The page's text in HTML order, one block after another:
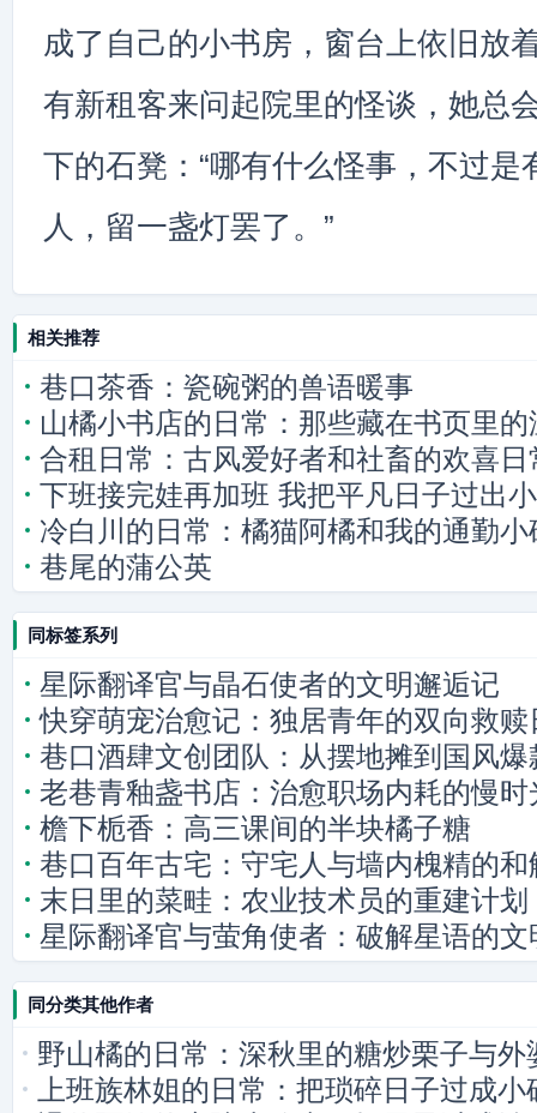
成了自己的小书房，窗台上依旧放
有新租客来问起院里的怪谈，她总
下的石凳：“哪有什么怪事，不过是
人，留一盏灯罢了。”
相关推荐
巷口茶香：瓷碗粥的兽语暖事
山橘小书店的日常：那些藏在书页里
合租日常：古风爱好者和社畜的欢喜日
下班接完娃再加班 我把平凡日子过出
冷白川的日常：橘猫阿橘和我的通勤小
巷尾的蒲公英
同标签系列
星际翻译官与晶石使者的文明邂逅记
快穿萌宠治愈记：独居青年的双向救赎
巷口酒肆文创团队：从摆地摊到国风
老巷青釉盏书店：治愈职场内耗的慢时
檐下栀香：高三课间的半块橘子糖
巷口百年古宅：守宅人与墙内槐精的和
末日里的菜畦：农业技术员的重建计划
星际翻译官与萤角使者：破解星语的文
同分类其他作者
野山橘的日常：深秋里的糖炒栗子与外
上班族林姐的日常：把琐碎日子过成小